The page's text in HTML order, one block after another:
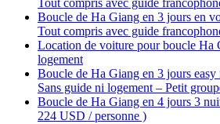
Tout compris avec guide
Boucle de Ha Giang en 3 jours en
Tout compris avec guide
Location de voiture pour boucle Ha
logement
Boucle de Ha Giang en 3 jours
Sans guide ni logement – Petit
Boucle de Ha Giang en 4 jours 3
224 USD / personne )